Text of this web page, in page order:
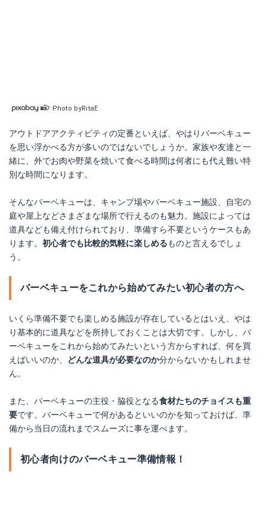
Photo byRitaE
アウトドアアクティビティの定番といえば、やはりバーベキュー
を思い浮かべる方が多いのではないでしょうか。家族や友達と一
緒に、外でお肉や野菜を焼いて食べる時間は何者にも代え難い特
別な時間になります。
そんなバーベキューは、キャンプ場やバーベキュー施設、自宅の
庭や屋上などさまざまな場所で行えるのも魅力。施設によっては
道具なども備え付けられており、準備すら不要というケースもあ
ります。 初心者でも比較的気軽に楽しめるものと言えるでしょ
う。
バーベキューをこれから始めてみたい初心者の方へ
いくら準備不要でも楽しめる施設が存在しているとはいえ、やは
り基本的に道具などを所持しておくことは大切です。しかし、バ
ーベキューをこれから始めてみたいという方からすれば、何を買
えばいいのか、
どんな道具が必要なのか分からないかもしれませ
ん。
また、バーベキューの主役・脇役となる食材たちのチョイスも重
要です。バーベキューで何があるといいのかを知っておけば、準
備から当日の流れまでスムーズに事を運べます。
初心者向けのバーベキュー準備情報！